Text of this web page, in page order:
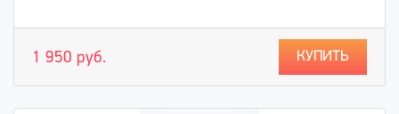
1 950 руб. КУПИТЬ